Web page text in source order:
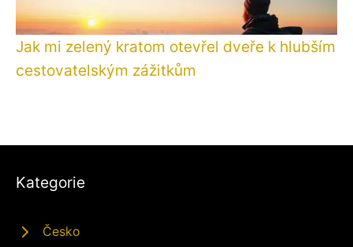
Jak mi zelený kratom otevřel dveře k hlubším
cestovatelským zážitkům
Kategorie
Česko